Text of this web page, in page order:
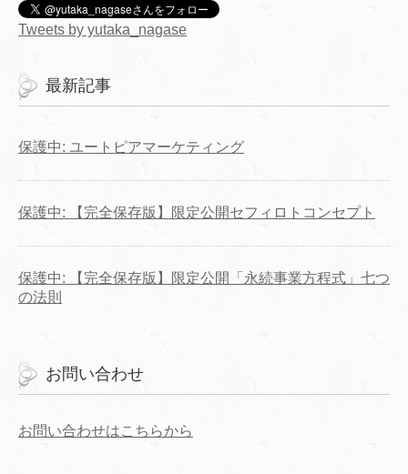
Tweets by yutaka_nagase
最新記事
保護中: ユートピアマーケティング
保護中: 【完全保存版】限定公開セフィロトコンセプト
保護中: 【完全保存版】限定公開「永続事業方程式」七つ
の法則
お問い合わせ
お問い合わせはこちらから